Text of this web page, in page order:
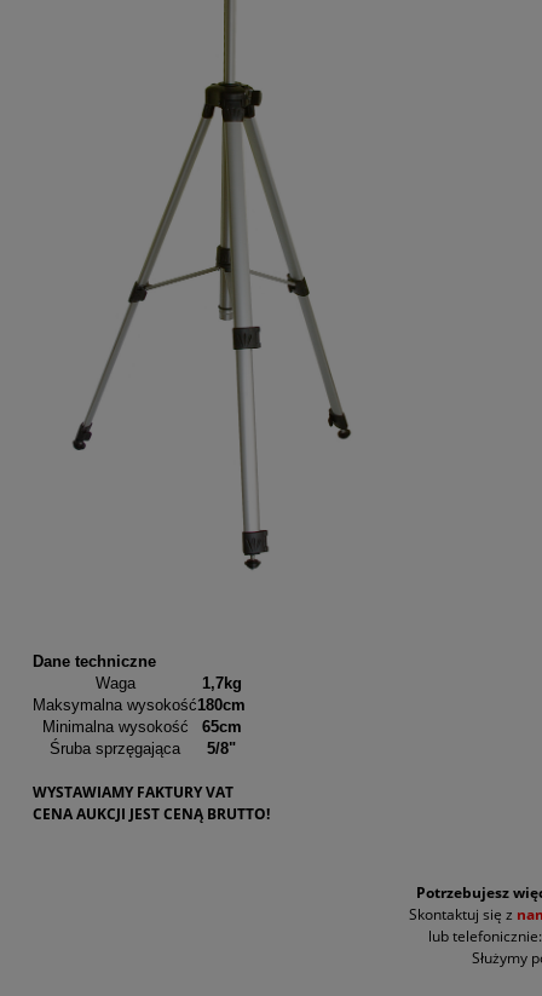
Dane techniczne
Waga
1,7kg
Maksymalna wysokość180cm
Minimalna wysokość
65cm
Śruba sprzęgająca
5/8"
WYSTAWIAMY FAKTURY VAT
CENA AUKCJI JEST CENĄ BRUTTO!
Potrzebujesz
Skontaktuj się z
lub
Służymy